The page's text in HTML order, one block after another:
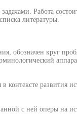
Работа
литературы.
обозначен круг
развития
с ней оперы на